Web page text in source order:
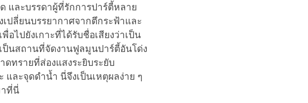
และบรรดาผู้ที่รักการปาร์ตี้หลาย
ลี่ยนบรรยากาศจากตึกระฟ้าและ
ไปยังเกาะที่ได้รับชื่อเสียงว่าเป็น
ป็นสถานที่จัดงานฟูลมูนปาร์ตี้อันโด่ง
ทรายที่ส่องแสงระยิบระยับ
ละจุดดำน้ำ นี่จึงเป็นเหตุผลง่าย ๆ
ที่นี่